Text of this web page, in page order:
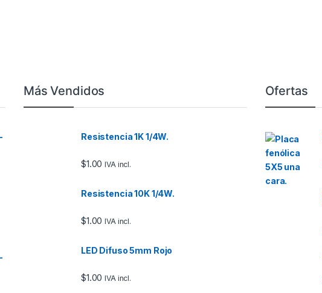
Más Vendidos
Resistencia 1K 1/4W.
$1.00 IVA incl.
Resistencia 10K 1/4W.
$1.00 IVA incl.
LED Difuso 5mm Rojo
$1.00 IVA incl.
Ofertas